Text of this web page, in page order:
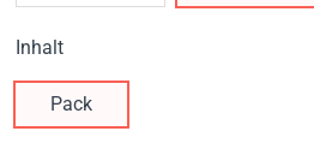
Inhalt
Pack